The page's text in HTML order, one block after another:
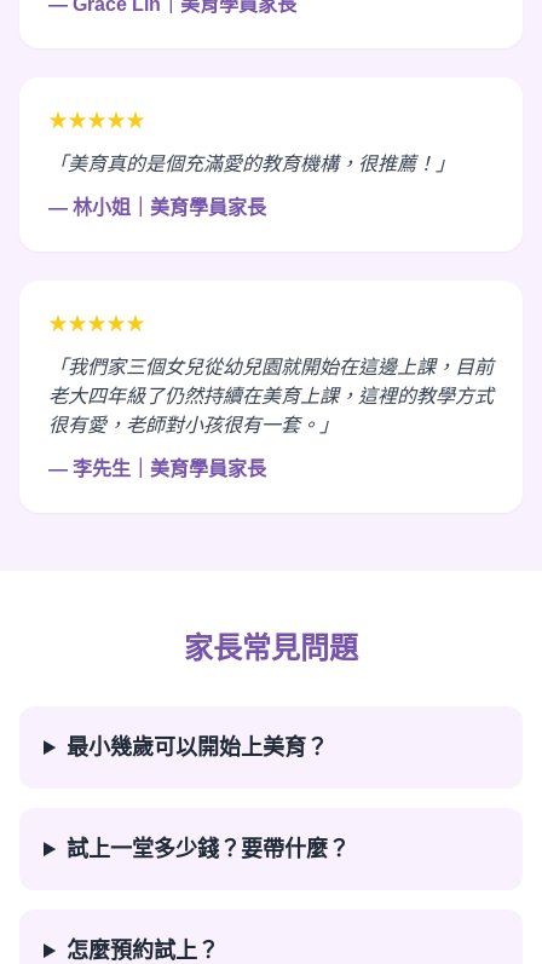
— Grace Lin｜美育學員家長
★★★★★
「美育真的是個充滿愛的教育機構，很推薦！」
— 林小姐｜美育學員家長
★★★★★
「我們家三個女兒從幼兒園就開始在這邊上課，目前
老大四年級了仍然持續在美育上課，這裡的教學方式
很有愛，老師對小孩很有一套。」
— 李先生｜美育學員家長
家長常見問題
最小幾歲可以開始上美育？
試上一堂多少錢？要帶什麼？
怎麼預約試上？